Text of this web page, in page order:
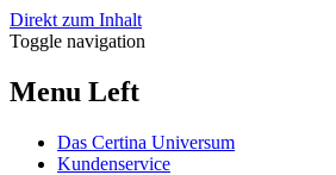
Direkt zum Inhalt
Toggle navigation
Menu Left
Das Certina Universum
Kundenservice